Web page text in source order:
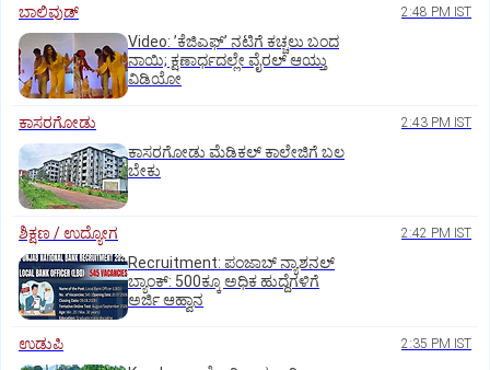
ಬಾಲಿವುಡ್‌ 2:48 PM IST
Video: ʼಕೆಜಿಎಫ್‌ʼ ನಟಿಗೆ ಕಚ್ಚಲು ಬಂದ
ನಾಯಿ; ಕ್ಷಣಾರ್ಧದಲ್ಲೇ ವೈರಲ್‌ ಆಯ್ತು
ವಿಡಿಯೋ
ಕಾಸರಗೋಡು 2:43 PM IST
ಕಾಸರಗೋಡು ಮೆಡಿಕಲ್‌ ಕಾಲೇಜಿಗೆ ಬಲ
ಬೇಕು
ಶಿಕ್ಷಣ / ಉದ್ಯೋಗ 2:42 PM IST
Recruitment: ಪಂಜಾಬ್‌ ನ್ಯಾಶನಲ್‌
ಬ್ಯಾಂಕ್:‌ 500ಕ್ಕೂ ಅಧಿಕ ಹುದ್ದೆಗಳಿಗೆ
ಅರ್ಜಿ ಆಹ್ವಾನ
ಉಡುಪಿ 2:35 PM IST